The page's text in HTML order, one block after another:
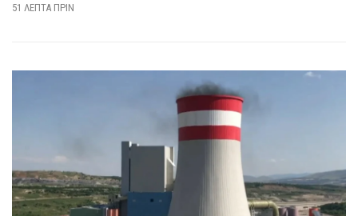
51 ΛΕΠΤΆ ΠΡΙΝ